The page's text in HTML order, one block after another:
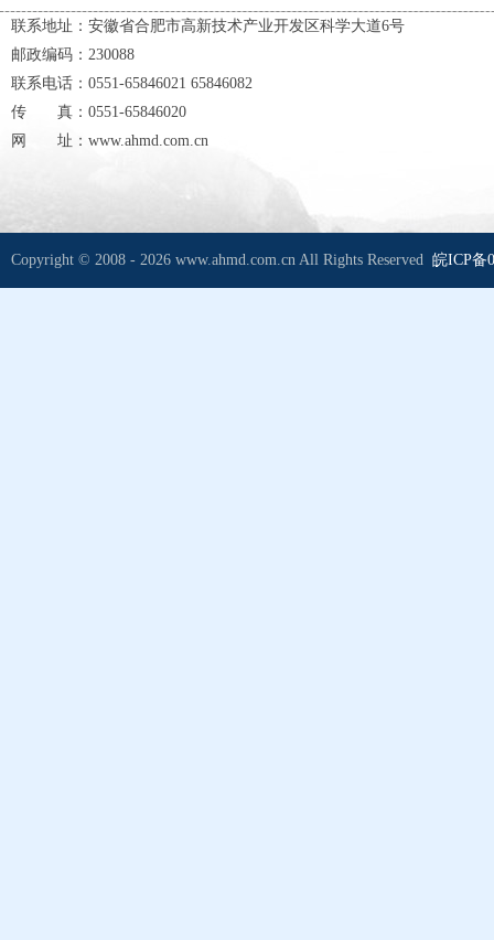
联系地址：安徽省合肥市高新技术产业开发区科学大道6号
邮政编码：230088
联系电话：0551-65846021 65846082
传 真：0551-65846020
网 址：www.ahmd.com.cn
Copyright © 2008 - 2026 www.ahmd.com.cn All Rights Reserved 皖ICP备